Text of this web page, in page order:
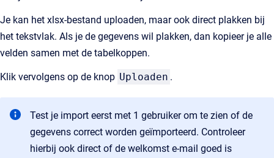
Je kan het xlsx-bestand uploaden, maar ook direct plakken bij
het tekstvlak. Als je de gegevens wil plakken, dan kopieer je alle
velden samen met de tabelkoppen.
Klik vervolgens op de knop Uploaden .
Test je import eerst met 1 gebruiker om te zien of de
gegevens correct worden geïmporteerd. Controleer
hierbij ook direct of de welkomst e-mail goed is